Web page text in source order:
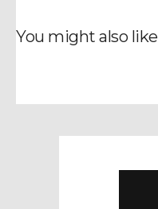
You might also like